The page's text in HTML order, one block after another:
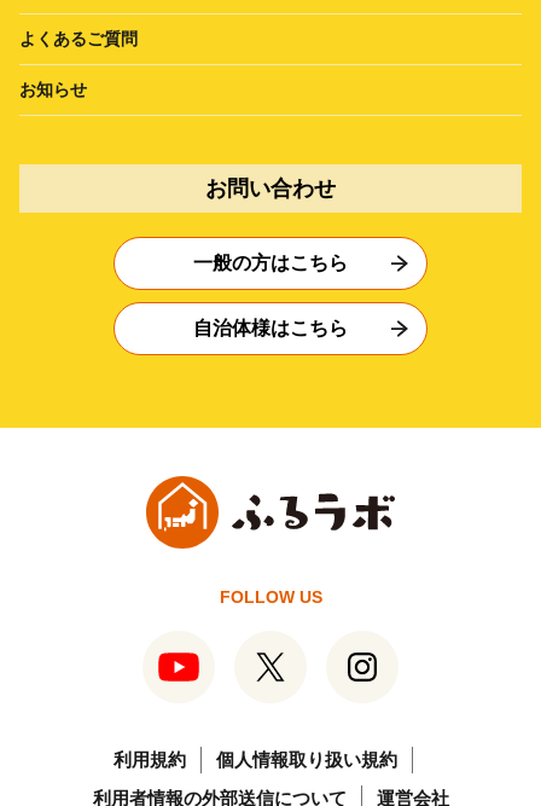
よくあるご質問
お知らせ
お問い合わせ
一般の方はこちら
自治体様はこちら
FOLLOW US
利用規約
個人情報取り扱い規約
利用者情報の外部送信について
運営会社